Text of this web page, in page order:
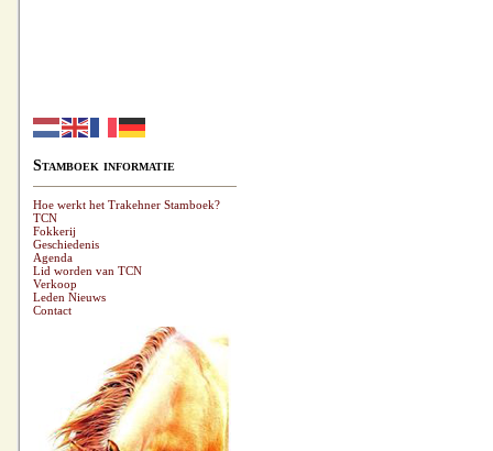
Stamboek informatie
Hoe werkt het Trakehner Stamboek?
TCN
Fokkerij
Geschiedenis
Agenda
Lid worden van TCN
Verkoop
Leden Nieuws
Contact